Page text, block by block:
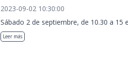
2023-09-02 10:30:00
Sábado 2 de septiembre, de 10.30 a 15
Leer más